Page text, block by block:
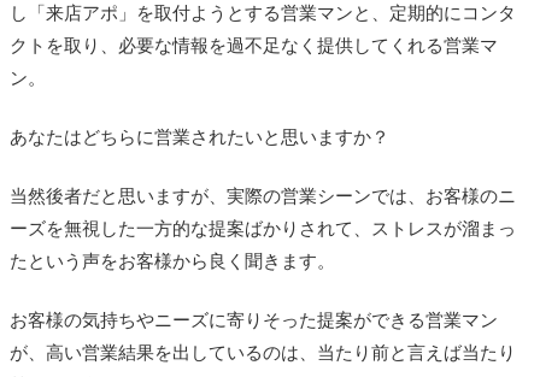
し「来店アポ」を取付ようとする営業マンと、定期的にコンタ
クトを取り、必要な情報を過不足なく提供してくれる営業マ
ン。
あなたはどちらに営業されたいと思いますか？
当然後者だと思いますが、実際の営業シーンでは、お客様のニ
ーズを無視した一方的な提案ばかりされて、ストレスが溜まっ
たという声をお客様から良く聞きます。
お客様の気持ちやニーズに寄りそった提案ができる営業マン
が、高い営業結果を出しているのは、当たり前と言えば当たり